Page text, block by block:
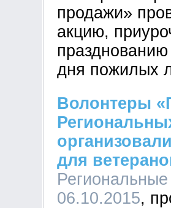
продажи»
акцию,
дня пожилых
Волонтеры
для
06.10.2015